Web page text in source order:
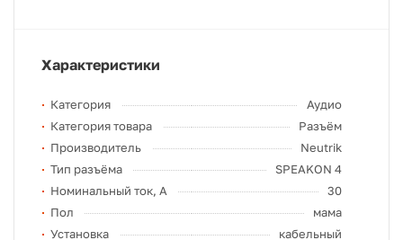
Характеристики
Категория
Аудио
Категория товара
Разъём
Производитель
Neutrik
Тип разъёма
SPEAKON 4
Номинальный ток, А
30
Пол
мама
Установка
кабельный